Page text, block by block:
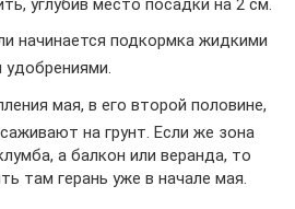
начинается подкормка жидкими
удобрениями.
мая, в его второй половине,
на грунт. Если же зона
а балкон или веранда, то
там герань уже в начале мая.